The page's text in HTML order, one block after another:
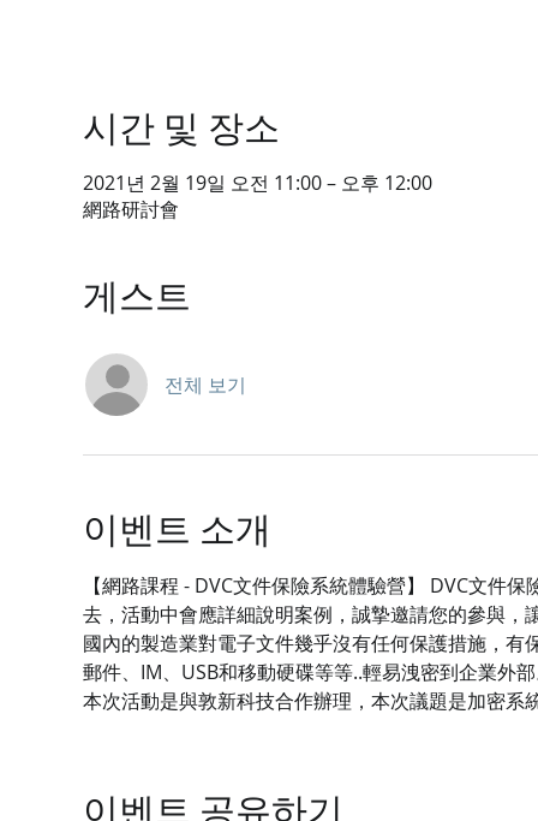
시간 및 장소
2021년 2월 19일 오전 11:00 – 오후 12:00
網路研討會
게스트
전체 보기
이벤트 소개
【網路課程 - DVC文件保險系統體驗營】 DVC文件
去，活動中會應詳細說明案例，誠摯邀請您的參與，
國內的製造業對電子文件幾乎沒有任何保護措施，
郵件、IM、USB和移動硬碟等等..輕易洩密到企業外
本次活動是與敦新科技合作辦理，本次議題是加密系
이벤트 공유하기